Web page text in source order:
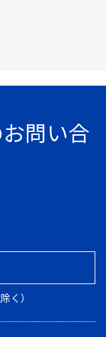
問い合
く）